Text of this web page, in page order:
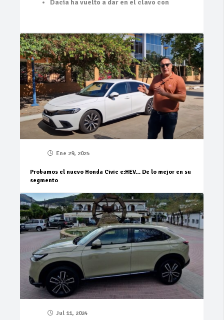
Dacia ha vuelto a dar en el clavo con
Ene 29, 2025
Probamos el nuevo Honda Civic e:HEV… De lo mejor en su
segmento
Jul 11, 2024